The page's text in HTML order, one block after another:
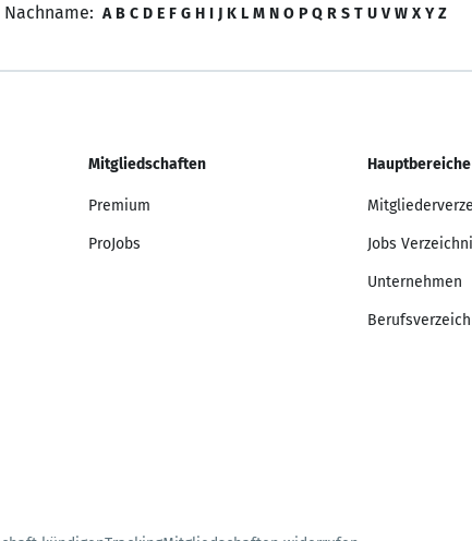
Nachname: A B C D E F G H I J K L M N O P Q R S T U V W X Y Z
Mitgliedschaften
Premium
ProJobs
Hauptbereiche
Jobs
Unternehmen